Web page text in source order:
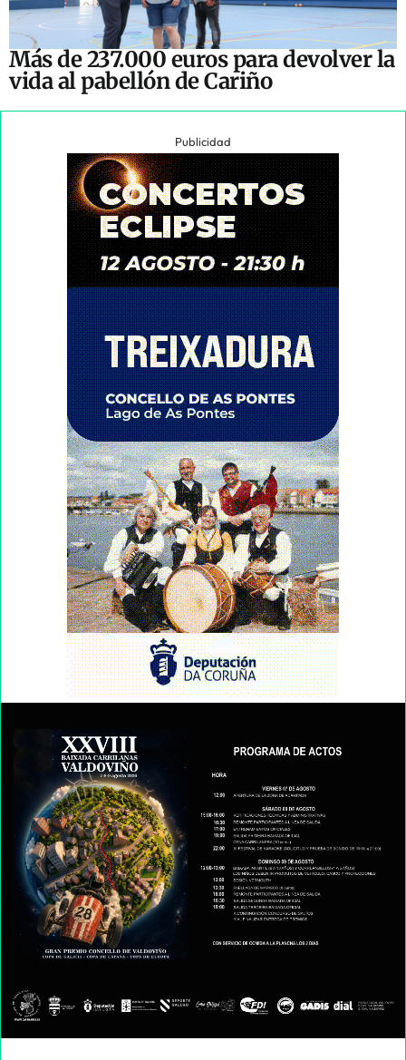
Más de 237.000 euros para devolver la
vida al pabellón de Cariño
Publicidad